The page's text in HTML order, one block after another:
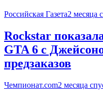
Российская Газета2 месяца
Rockstar
GTA 6 с
предзаказов
Чемпионат.com2 месяца